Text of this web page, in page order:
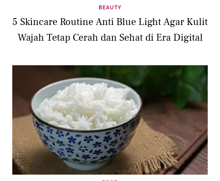
BEAUTY
5 Skincare Routine Anti Blue Light Agar Kulit
Wajah Tetap Cerah dan Sehat di Era Digital